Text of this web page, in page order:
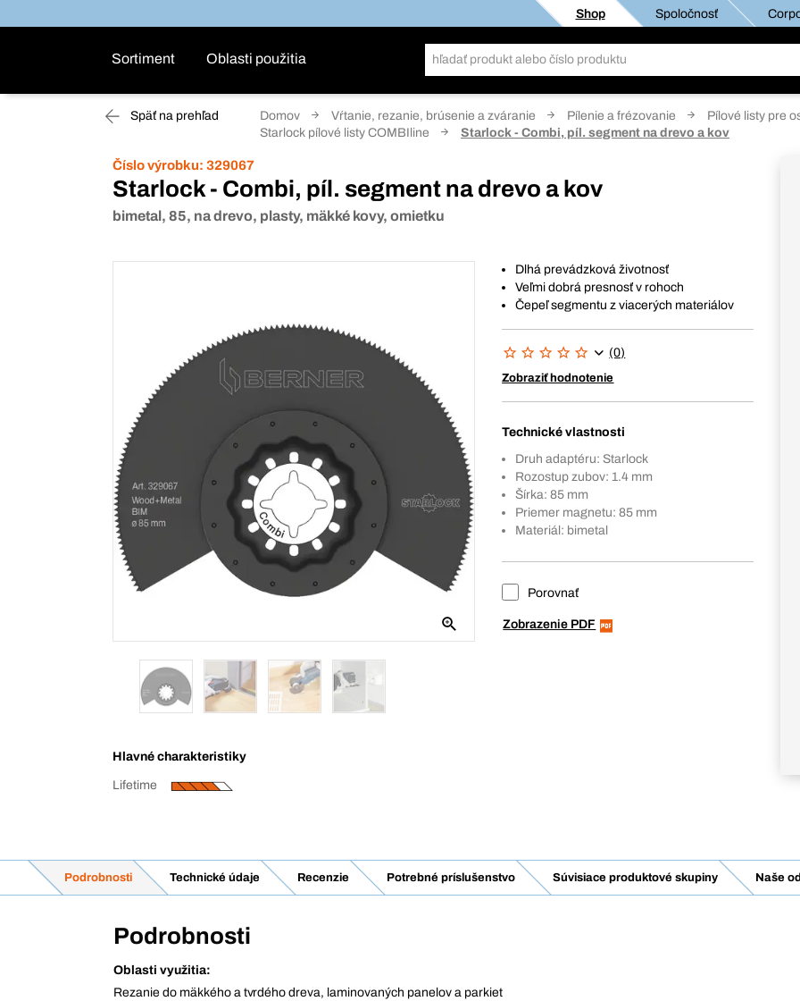
Shop Spoločnosť
Sortiment Oblasti použitia
Späť na prehľad Domov Vŕtanie, rezanie, brúsenie a zváranie Pílenie a frézovanie Pílové listy pre
Starlock pílové listy COMBIline
Starlock - Combi, píl. segment na drevo a kov
Číslo výrobku: 329067
Starlock - Combi, píl. segment na drevo a kov
bimetal, 85, na drevo, plasty, mäkké kovy, omietku
Hlavné charakteristiky
Lifetime
Dlhá prevádzková životnosť
Veľmi dobrá presnosť v rohoch
Čepeľ segmentu z viacerých materiálov
(0)
Zobraziť hodnotenie
Technické vlastnosti
Druh adaptéru: Starlock
Rozostup zubov: 1.4 mm
Šírka: 85 mm
Priemer magnetu: 85 mm
Materiál: bimetal
Porovnať
Zobrazenie PDF
Podrobnosti Technické údaje Recenzie Potrebné príslušenstvo Súvisiace produktové skupiny Naše
Podrobnosti
Oblasti využitia:
Rezanie do mäkkého a tvrdého dreva, laminovaných panelov a parkiet